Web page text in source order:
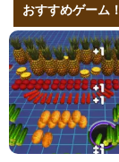
おすすめゲーム！